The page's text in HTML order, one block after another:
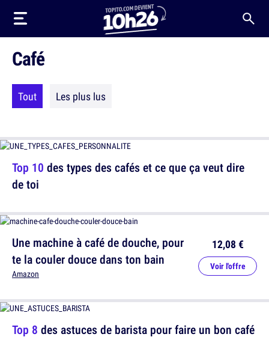
Café
Tout Les plus lus
Top 10 des types des cafés et ce que ça veut dire
de toi
Top 8 des astuces de barista pour faire un bon café
Une machine à café de douche, pour
te la couler douce dans ton bain
Amazon
12,08 €
Voir l'offre